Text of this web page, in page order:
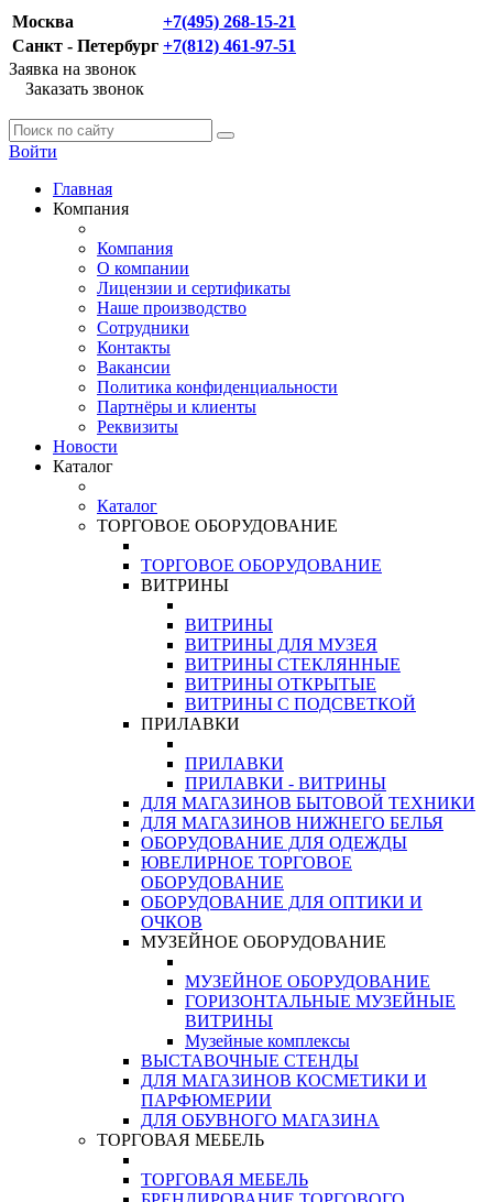
Москва
+7(495) 268-15-21
Санкт - Петербург +7(812) 461-97-51
Заявка на звонок
Заказать звонок
Войти
Главная
Компания
Компания
О компании
Лицензии и сертификаты
Наше производство
Сотрудники
Контакты
Вакансии
Политика конфиденциальности
Партнёры и клиенты
Реквизиты
Новости
Каталог
Каталог
ТОРГОВОЕ ОБОРУДОВАНИЕ
ТОРГОВОЕ ОБОРУДОВАНИЕ
ВИТРИНЫ
ВИТРИНЫ
ВИТРИНЫ ДЛЯ МУЗЕЯ
ВИТРИНЫ СТЕКЛЯННЫЕ
ВИТРИНЫ ОТКРЫТЫЕ
ВИТРИНЫ С ПОДСВЕТКОЙ
ПРИЛАВКИ
ПРИЛАВКИ
ПРИЛАВКИ - ВИТРИНЫ
ДЛЯ МАГАЗИНОВ БЫТОВОЙ ТЕХНИКИ
ДЛЯ МАГАЗИНОВ НИЖНЕГО БЕЛЬЯ
ОБОРУДОВАНИЕ ДЛЯ ОДЕЖДЫ
ЮВЕЛИРНОЕ ТОРГОВОЕ
ОБОРУДОВАНИЕ
ОБОРУДОВАНИЕ ДЛЯ ОПТИКИ И
ОЧКОВ
МУЗЕЙНОЕ ОБОРУДОВАНИЕ
МУЗЕЙНОЕ ОБОРУДОВАНИЕ
ГОРИЗОНТАЛЬНЫЕ МУЗЕЙНЫЕ
ВИТРИНЫ
Музейные комплексы
ВЫСТАВОЧНЫЕ СТЕНДЫ
ДЛЯ МАГАЗИНОВ КОСМЕТИКИ И
ПАРФЮМЕРИИ
ДЛЯ ОБУВНОГО МАГАЗИНА
ТОРГОВАЯ МЕБЕЛЬ
ТОРГОВАЯ МЕБЕЛЬ